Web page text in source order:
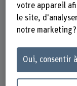
votre appareil
le site,
notre marketing ?
Oui, consentir